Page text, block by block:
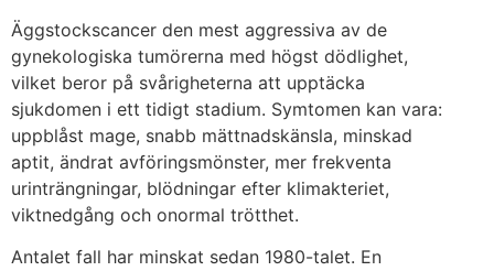
Äggstockscancer den mest aggressiva av de
gynekologiska tumörerna med högst dödlighet,
vilket beror på svårigheterna att upptäcka
sjukdomen i ett tidigt stadium. Symtomen kan vara:
uppblåst mage, snabb mättnadskänsla, minskad
aptit, ändrat avföringsmönster, mer frekventa
urinträngningar, blödningar efter klimakteriet,
viktnedgång och onormal trötthet.
Antalet fall har minskat sedan 1980-talet. En